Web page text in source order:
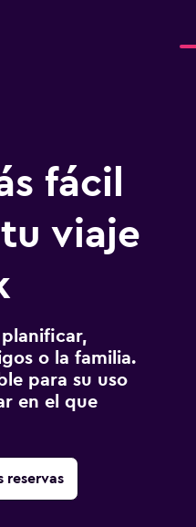
fácil
viaje
planificar,
o la familia.
para su uso
en el que
reservas